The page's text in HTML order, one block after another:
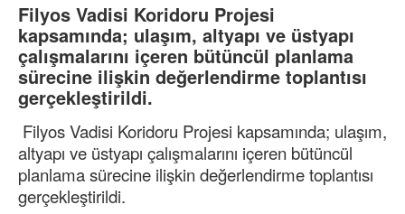
Filyos Vadisi Koridoru Projesi
kapsamında; ulaşım, altyapı ve üstyapı
çalışmalarını içeren bütüncül planlama
sürecine ilişkin değerlendirme toplantısı
gerçekleştirildi.
Filyos Vadisi Koridoru Projesi kapsamında; ulaşım,
altyapı ve üstyapı çalışmalarını içeren bütüncül
planlama sürecine ilişkin değerlendirme toplantısı
gerçekleştirildi.